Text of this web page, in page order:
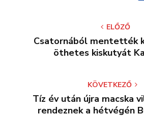
ELŐZŐ
Csatornából mentették
öthetes kiskutyát
KÖVETKEZŐ
Tíz év után újra macska
rendeznek a hétvégén